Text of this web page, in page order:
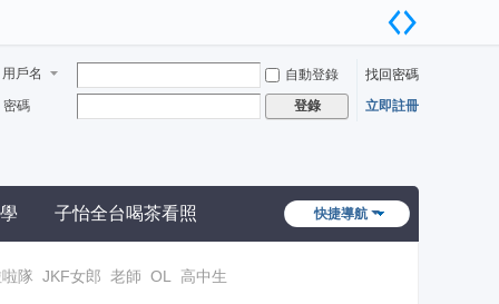
用戶名 自動登錄
找回密碼
密碼
登錄 立即註冊
快捷導航
子怡全台喝茶看照
隊 JKF女郎 老師 OL 高中生